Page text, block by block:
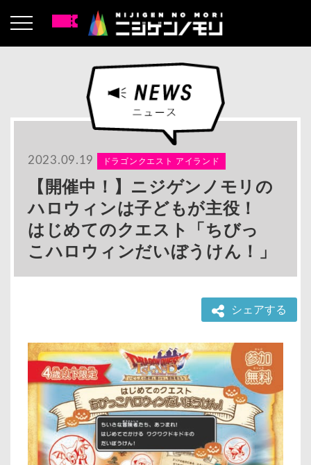
2023.09.19 ドラゴンクエスト アイランド
【開催中！】ニジゲンノモリの
ハロウィンは子どもが主役！
はじめてのクエスト「ちびっ
こハロウィンだいぼうけん！」
シェアする